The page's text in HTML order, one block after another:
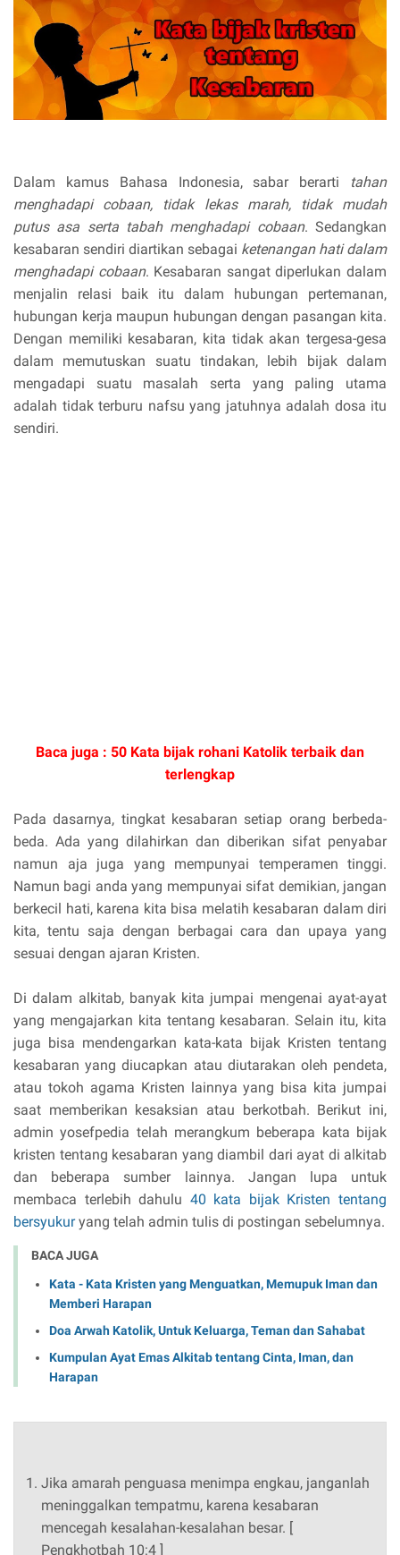
Dalam kamus Bahasa Indonesia, sabar berarti tahan
menghadapi cobaan, tidak lekas marah, tidak mudah
putus asa serta tabah menghadapi cobaan. Sedangkan
kesabaran sendiri diartikan sebagai ketenangan hati dalam
menghadapi cobaan. Kesabaran sangat diperlukan dalam
menjalin relasi baik itu dalam hubungan pertemanan,
hubungan kerja maupun hubungan dengan pasangan kita.
Dengan memiliki kesabaran, kita tidak akan tergesa-gesa
dalam memutuskan suatu tindakan, lebih bijak dalam
mengadapi suatu masalah serta yang paling utama
adalah tidak terburu nafsu yang jatuhnya adalah dosa itu
sendiri.
Baca juga : 50 Kata bijak rohani Katolik terbaik dan
terlengkap
Pada dasarnya, tingkat kesabaran setiap orang berbeda-
beda. Ada yang dilahirkan dan diberikan sifat penyabar
namun aja juga yang mempunyai temperamen tinggi.
Namun bagi anda yang mempunyai sifat demikian, jangan
berkecil hati, karena kita bisa melatih kesabaran dalam diri
kita, tentu saja dengan berbagai cara dan upaya yang
sesuai dengan ajaran Kristen.
Di dalam alkitab, banyak kita jumpai mengenai ayat-ayat
yang mengajarkan kita tentang kesabaran. Selain itu, kita
juga bisa mendengarkan kata-kata bijak Kristen tentang
kesabaran yang diucapkan atau diutarakan oleh pendeta,
atau tokoh agama Kristen lainnya yang bisa kita jumpai
saat memberikan kesaksian atau berkotbah. Berikut ini,
admin yosefpedia telah merangkum beberapa kata bijak
kristen tentang kesabaran yang diambil dari ayat di alkitab
dan beberapa sumber lainnya. Jangan lupa untuk
membaca terlebih dahulu 40 kata bijak Kristen tentang
bersyukuryang telah admin tulis di postingan sebelumnya.
BACA JUGA
Kata - Kata Kristen yang Menguatkan, Memupuk Iman dan
Memberi Harapan
Doa Arwah Katolik, Untuk Keluarga, Teman dan Sahabat
Kumpulan Ayat Emas Alkitab tentang Cinta, Iman, dan
Harapan
Jika amarah penguasa menimpa engkau, janganlah
meninggalkan tempatmu, karena kesabaran
mencegah kesalahan-kesalahan besar. [
Pengkhotbah 10:4 ]